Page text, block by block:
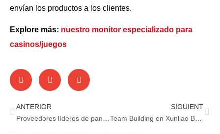
envían los productos a los clientes.
Explore más: nuestro monitor especializado para
casinos/juegos
ANTERIOR
SIGUIENT
Team Building en Xunliao Bay 2023: sol, arena y sonrisas